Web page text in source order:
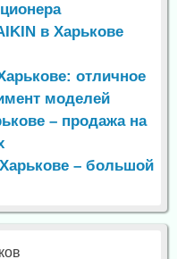
в Харькове
отличное
моделей
– продажа на
– большой